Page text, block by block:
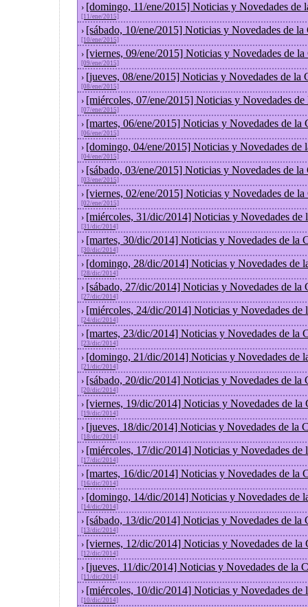
› [domingo, 11/ene/2015] Noticias y Novedades de
[11/ene/2015]
› [sábado, 10/ene/2015] Noticias y Novedades de la
[10/ene/2015]
› [viernes, 09/ene/2015] Noticias y Novedades de
[09/ene/2015]
› [jueves, 08/ene/2015] Noticias y Novedades de la
[08/ene/2015]
› [miércoles, 07/ene/2015] Noticias y Novedades
[07/ene/2015]
› [martes, 06/ene/2015] Noticias y Novedades de la
[06/ene/2015]
› [domingo, 04/ene/2015] Noticias y Novedades de
[04/ene/2015]
› [sábado, 03/ene/2015] Noticias y Novedades de la
[03/ene/2015]
› [viernes, 02/ene/2015] Noticias y Novedades de
[02/ene/2015]
› [miércoles, 31/dic/2014] Noticias y Novedades de
[31/dic/2014]
› [martes, 30/dic/2014] Noticias y Novedades de la
[30/dic/2014]
› [domingo, 28/dic/2014] Noticias y Novedades de
[28/dic/2014]
› [sábado, 27/dic/2014] Noticias y Novedades de la
[27/dic/2014]
› [miércoles, 24/dic/2014] Noticias y Novedades de
[24/dic/2014]
› [martes, 23/dic/2014] Noticias y Novedades de la
[23/dic/2014]
› [domingo, 21/dic/2014] Noticias y Novedades de
[21/dic/2014]
› [sábado, 20/dic/2014] Noticias y Novedades de la
[20/dic/2014]
› [viernes, 19/dic/2014] Noticias y Novedades de la
[19/dic/2014]
› [jueves, 18/dic/2014] Noticias y Novedades de la
[18/dic/2014]
› [miércoles, 17/dic/2014] Noticias y Novedades de
[17/dic/2014]
› [martes, 16/dic/2014] Noticias y Novedades de la
[16/dic/2014]
› [domingo, 14/dic/2014] Noticias y Novedades de
[14/dic/2014]
› [sábado, 13/dic/2014] Noticias y Novedades de la
[13/dic/2014]
› [viernes, 12/dic/2014] Noticias y Novedades de la
[12/dic/2014]
› [jueves, 11/dic/2014] Noticias y Novedades de la
[11/dic/2014]
› [miércoles, 10/dic/2014] Noticias y Novedades de
[10/dic/2014]